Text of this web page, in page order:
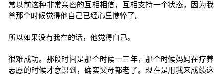
常以前这种非常亲密的互相相信，互相支持一个状态，因为我
爸那个时候觉得他自己已经心里憔悴了。
所以如果没有我在的话，他觉得自己。
很难成功。那段时间是那个时候一三年，那个时候妈妈在疗养
志愿的时候才意识到，确实父母都老了。现在是用我来成绩这